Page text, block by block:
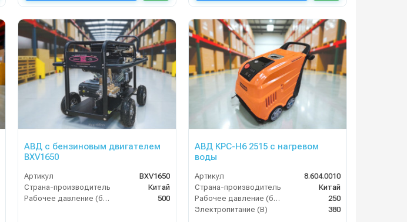
АВД с бензиновым двигателем
BXV1650
Артикул
BXV1650
Страна-производитель
Китай
Рабочее давление (бар)
500
АВД KPC-H6 2515 с нагревом
воды
Артикул
8.604.0010
Страна-производитель
Китай
Рабочее давление (бар)
250
Электропитание (В)
380